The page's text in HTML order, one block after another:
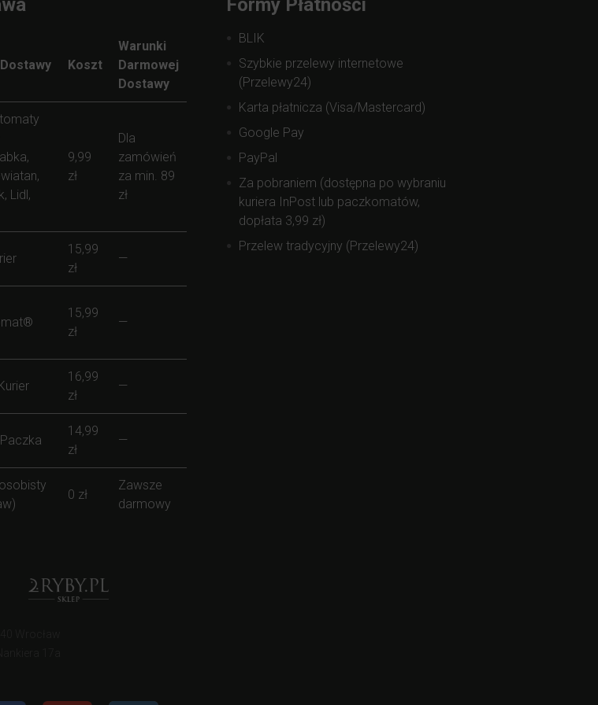
Koszt
Warunki
Darmowej
Dostawy
Lidl,
9,99
zł
Dla
zamówień
za min. 89
zł
15,99
zł
—
15,99
zł
—
16,99
zł
—
14,99
zł
—
0 zł
Zawsze
darmowy
Formy Płatności
BLIK
Szybkie przelewy internetowe
(Przelewy24)
Karta płatnicza (Visa/Mastercard)
Google Pay
PayPal
Za pobraniem (dostępna po wybraniu
kuriera InPost lub paczkomatów,
dopłata 3,99 zł)
Przelew tradycyjny (Przelewy24)